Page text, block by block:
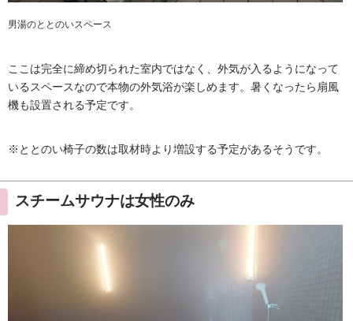
男湯のととのいスペース
ここは完全に締め切られた室内ではなく、外気が入るようになって
いるスペースなので本物の外気浴が楽しめます。暑くなったら扇風
機も設置される予定です。
※ととのい椅子の数は取材時より増設する予定があるそうです。
スチームサウナは女性のみ